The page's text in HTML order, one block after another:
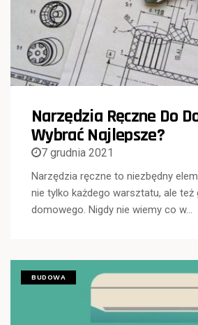
Narzędzia Ręczne Do
Wybrać Najlepsze?
7 grudnia 2021
Narzędzia ręczne to niezbędny
nie tylko każdego warsztatu, ale
domowego. Nigdy nie wiemy co w…
BUDOWA